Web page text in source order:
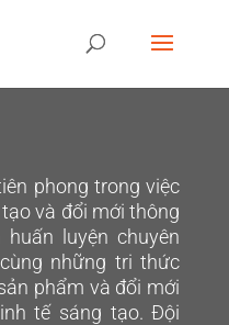
phong trong việc
và đổi mới thông
luyện chuyên
những tri thức
phẩm và đổi mới
tế sáng tạo. Đội